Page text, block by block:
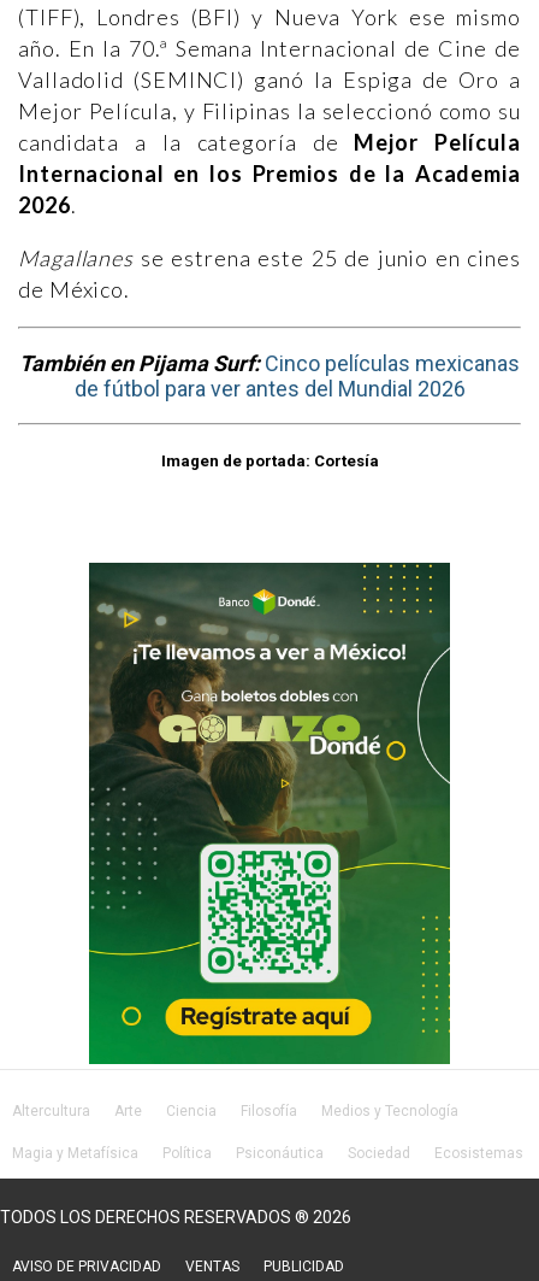
(TIFF), Londres (BFI) y Nueva York ese mismo
año. En la 70.ª Semana Internacional de Cine de
Valladolid (SEMINCI) ganó la Espiga de Oro a
Mejor Película, y Filipinas la seleccionó como su
candidata a la categoría de Mejor Película
Internacional en los Premios de la Academia
2026.
Magallanes se estrena este 25 de junio en cines
de México.
También en Pijama Surf:Cinco películas mexicanas
de fútbol para ver antes del Mundial 2026
Imagen de portada: Cortesía
Altercultura Arte Ciencia Filosofía Medios y Tecnología
Magia y Metafísica Política Psiconáutica Sociedad Ecosistemas
TODOS LOS DERECHOS RESERVADOS ® 2026
AVISO DE PRIVACIDAD VENTAS PUBLICIDAD